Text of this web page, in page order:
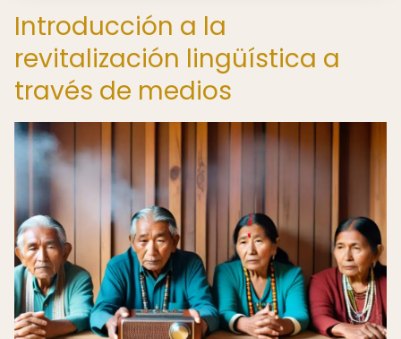
Introducción a la
revitalización lingüística a
través de medios